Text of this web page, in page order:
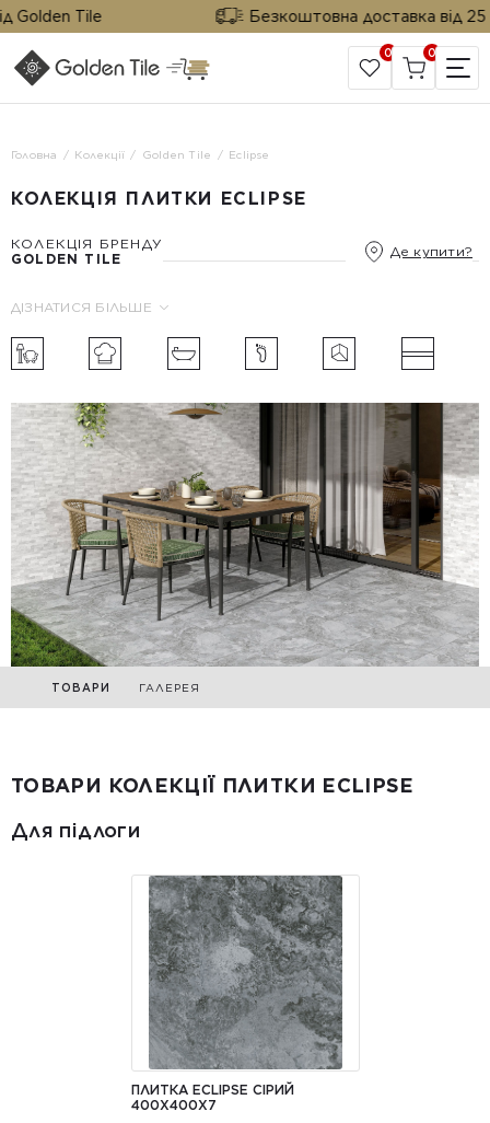
Tile Безкоштовна доставка від 25
САЙТ КОМПАНІЇ
0 0
Головна Колекції Golden Tile Eclipse
КОЛЕКЦІЯ ПЛИТКИ ECLIPSE
КОЛЕКЦІЯ БРЕНДУ
GOLDEN TILE
Де купити?
ДІЗНАТИСЯ БІЛЬШЕ
ТОВАРИ ГАЛЕРЕЯ
ТОВАРИ КОЛЕКЦІЇ ПЛИТКИ ECLIPSE
Для підлоги
ПЛИТКА ECLIPSE СІРИЙ
400Х400X7